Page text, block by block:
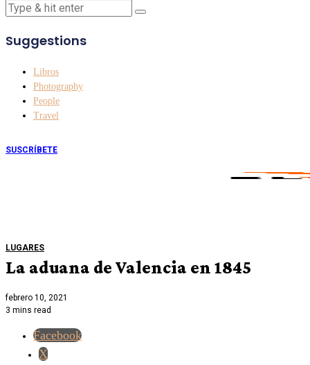
Suggestions
Libros
Photography
People
Travel
SUSCRÍBETE
LUGARES
La aduana de Valencia en 1845
febrero 10, 2021
3 mins read
Facebook
X